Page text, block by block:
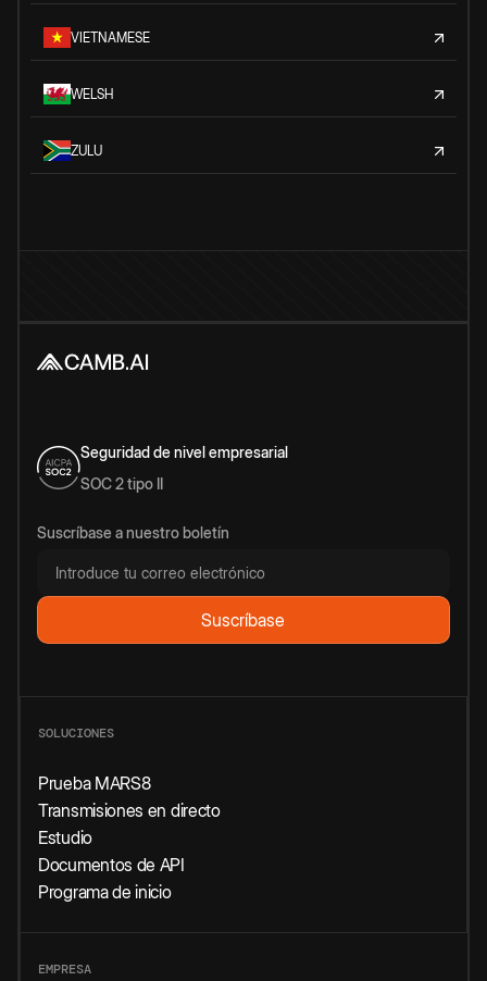
VIETNAMESE
WELSH
ZULU
Seguridad de nivel empresarial
SOC 2 tipo II
Suscríbase a nuestro boletín
SOLUCIONES
Prueba MARS8
Transmisiones en directo
Estudio
Documentos de API
Programa de inicio
EMPRESA